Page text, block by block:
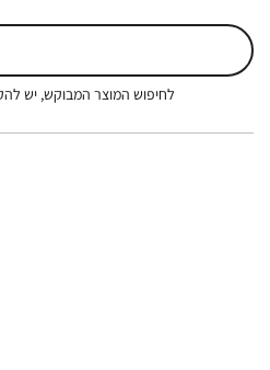
לחיפוש המוצר המבוקש, יש